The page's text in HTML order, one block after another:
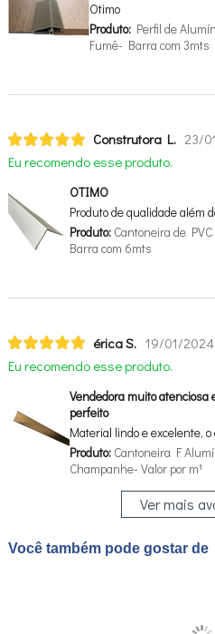
Otimo
Produto:Perfil de
Fumê- Barra com 3mts
Construtora L. 23/
Eu recomendo esse produto.
OTIMO
Produto de qualidade além
Produto:Cantoneira de
Barra com 6mts
érica S. 19/01/2024
Eu recomendo esse produto.
Vendedora muito
perfeito
Material lindo e excelente,
Produto:Cantoneira F
Champanhe- Valor por m¹
Ver mais
Você também pode gostar de